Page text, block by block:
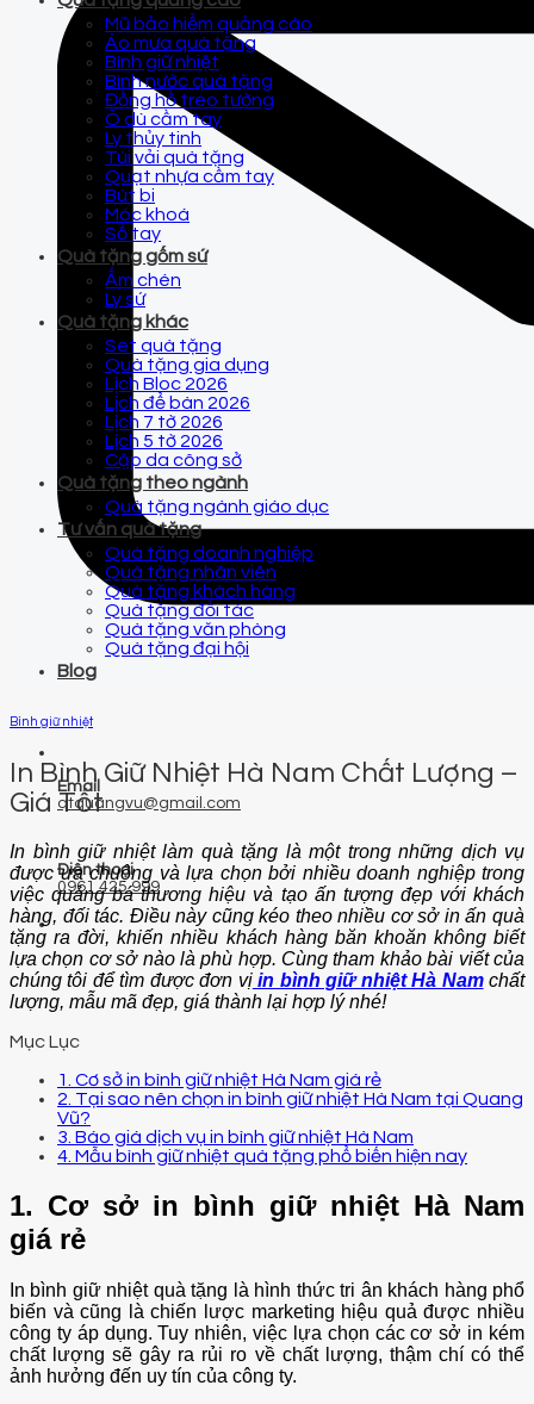
Email
qtquangvu@gmail.com
Điện thoại
0961 425 999
Mũ bảo hiểm quảng cáo
Áo mưa quà tặng
Bình giữ nhiệt
Bình nước quà tặng
Đồng hồ treo tường
Ô dù cầm tay
Ly thủy tinh
Túi vải quà tặng
Quạt nhựa cầm tay
Bút bi
Móc khoá
Sổ tay
Quà tặng gốm sứ
Ấm chén
Ly sứ
Quà tặng khác
Set quà tặng
Quà tặng gia dụng
Lịch Bloc 2026
Lịch để bàn 2026
Lịch 7 tờ 2026
Lịch 5 tờ 2026
Cặp da công sở
Quà tặng theo ngành
Quà tặng ngành giáo dục
Tư vấn quà tặng
Quà tặng doanh nghiệp
Quà tặng nhân viên
Quà tặng khách hàng
Quà tặng đối tác
Quà tặng văn phòng
Quà tặng đại hội
Blog
Bình giữ nhiệt
In Bình Giữ Nhiệt Hà Nam Chất Lượng –
Giá Tốt
In bình giữ nhiệt làm quà tặng là một trong những dịch vụ
được ưa chuộng và lựa chọn bởi nhiều doanh nghiệp trong
việc quảng bá thương hiệu và tạo ấn tượng đẹp với khách
hàng, đối tác. Điều này cũng kéo theo nhiều cơ sở in ấn quà
tặng ra đời, khiến nhiều khách hàng băn khoăn không biết
lựa chọn cơ sở nào là phù hợp. Cùng tham khảo bài viết của
chúng tôi để tìm được đơn vịin bình giữ nhiệt Hà Namchất
lượng, mẫu mã đẹp, giá thành lại hợp lý nhé!
Mục Lục
1. Cơ sở in bình giữ nhiệt Hà Nam giá rẻ
2. Tại sao nên chọn in bình giữ nhiệt Hà Nam tại Quang
Vũ?
3. Báo giá dịch vụ in bình giữ nhiệt Hà Nam
4. Mẫu bình giữ nhiệt quà tặng phổ biến hiện nay
1. Cơ sở in bình giữ nhiệt Hà Nam
giá rẻ
In bình giữ nhiệt quà tặng là hình thức tri ân khách hàng phổ
biến và cũng là chiến lược marketing hiệu quả được nhiều
công ty áp dụng. Tuy nhiên, việc lựa chọn các cơ sở in kém
chất lượng sẽ gây ra rủi ro về chất lượng, thậm chí có thể
ảnh hưởng đến uy tín của công ty.